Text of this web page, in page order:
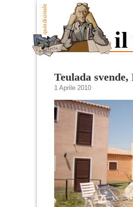
Teulada
1 Aprile 2010